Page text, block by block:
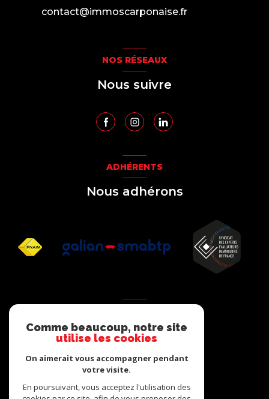
contact@immoscarponaise.fr
NOS RÉSEAUX
Nous suivre
ADHÉRENTS
Nous adhérons
clients
Comme beaucoup, notre site
utilise les cookies
On aimerait vous accompagner pendant
votre visite.
En poursuivant, vous acceptez l'utilisation des